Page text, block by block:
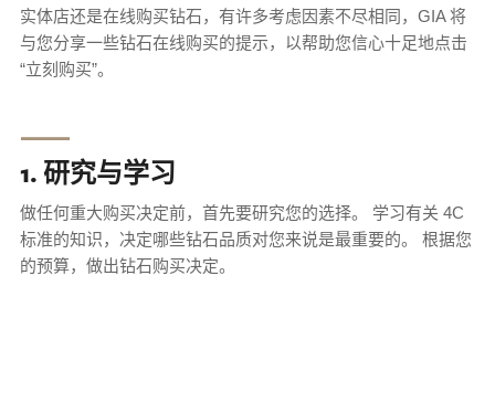
实体店还是在线购买钻石，有许多考虑因素不尽相同，GIA 将
与您分享一些钻石在线购买的提示，以帮助您信心十足地点击
“立刻购买”。
⸺
1. 研究与学习
做任何重大购买决定前，首先要研究您的选择。 学习有关 4C
标准的知识，决定哪些钻石品质对您来说是最重要的。 根据您
的预算，做出钻石购买决定。